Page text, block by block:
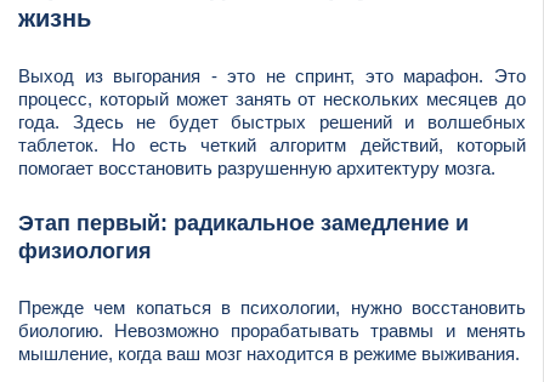
жизнь
Выход из выгорания - это не спринт, это марафон. Это
процесс, который может занять от нескольких месяцев до
года. Здесь не будет быстрых решений и волшебных
таблеток. Но есть четкий алгоритм действий, который
помогает восстановить разрушенную архитектуру мозга.
Этап первый: радикальное замедление и
физиология
Прежде чем копаться в психологии, нужно восстановить
биологию. Невозможно прорабатывать травмы и менять
мышление, когда ваш мозг находится в режиме выживания.